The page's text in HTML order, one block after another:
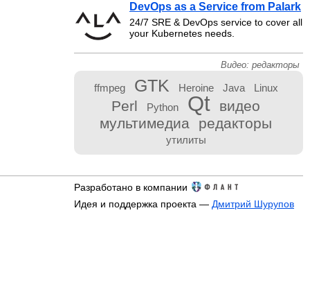
DevOps as a Service from Palark
24/7 SRE & DevOps service to cover all
your Kubernetes needs.
Видео: редакторы
ffmpeg GTK Heroine Java Linux
Perl Python Qt
видео
мультимедиа
редакторы
утилиты
Разработано в компании
Идея и поддержка проекта — Дмитрий Шурупов